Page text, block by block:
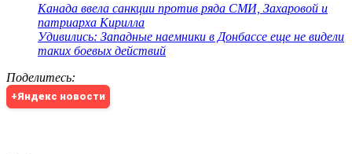
Канада ввела санкции против ряда СМИ, Захаровой и
патриарха Кирилла
Удивились: Западные наемники в Донбассе еще не видели
таких боевых действий
Поделитесь:
+Яндекс новости